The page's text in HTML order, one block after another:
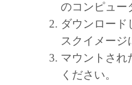
のコンピュー
ダウンロード
スクイメージ
マウントされ
ください。